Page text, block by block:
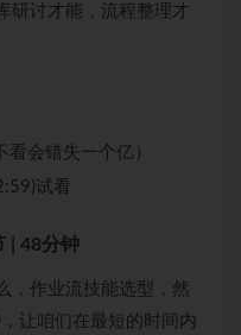
研讨才能，流程整理才
会错失一个亿）
试看
| 48分钟
，作业流技能选型，然
让咱们在最短的时间内